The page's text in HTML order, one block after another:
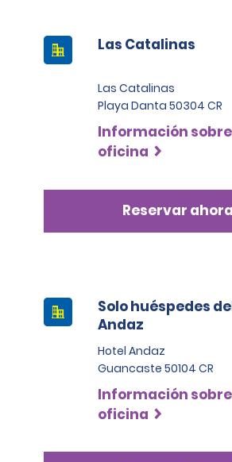
Las Catalinas
Las Catalinas
Playa Danta 50304 CR
Información
oficina
Reservar ahora
Solo huéspedes
Andaz
Hotel Andaz
Guancaste 50104 CR
Información
oficina